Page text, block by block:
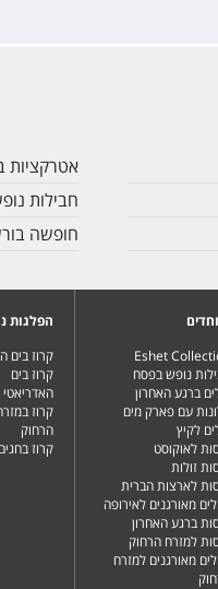
אטרקציות
חבילות
חופשה
Eshet
נופש בפסח
ברגע האחרון
עם פארק מים
לקיץ
לאוקוסט
זולות
לארצות הברית
מאורגנים לאירופה
ברגע האחרון
למזרח הרחוק
מאורגנים למזרח
הפלגות
קרוז בים
קרוז בים
האדריאטי
קרוז
הרחוק
קרוז בחגים